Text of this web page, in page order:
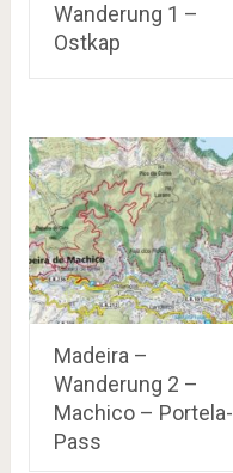
Wanderung 1 –
Ostkap
Madeira –
Wanderung 2 –
Machico – Portela-
Pass